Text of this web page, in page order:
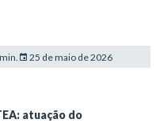
25 de maio de 2026
atuação do